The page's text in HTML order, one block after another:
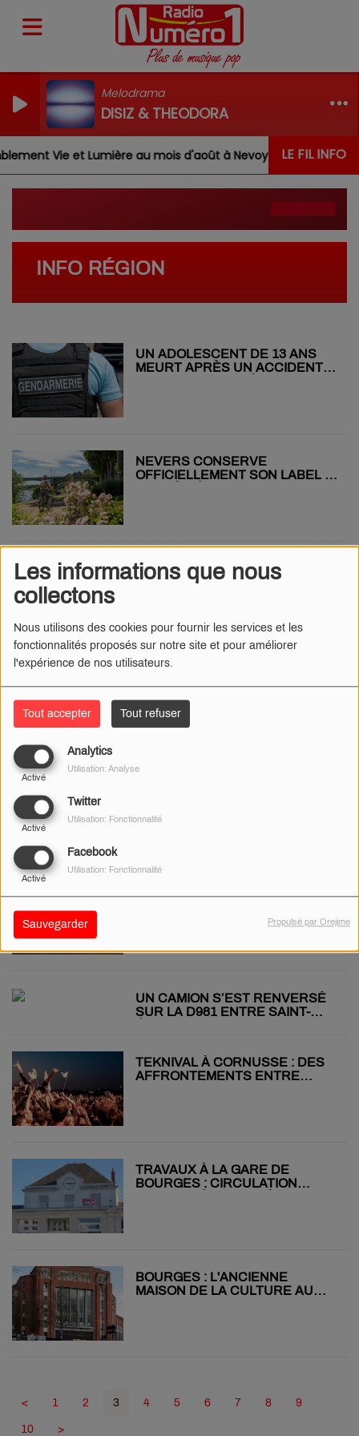
Les informations que nous
collectons
Nous utilisons des cookies pour fournir les services et les
fonctionnalités proposés sur notre site et pour améliorer
l'expérience de nos utilisateurs.
Tout accepter Tout refuser
Analytics
Activé
Utilisation: Analyse
Twitter
Activé
Utilisation: Fonctionnalité
Facebook
Activé
Utilisation: Fonctionnalité
Sauvegarder Propulsé par Orejime
Melodrama
DISIZ & THEODORA
LE FIL INFO
Vie et Lumière au mois d'août à Nevoy Louis,
INFO RÉGION
UN ADOLESCENT DE 13 ANS
MEURT APRÈS UN ACCIDENT
NEVERS CONSERVE
OFFICIELLEMENT SON LABEL «
INONDATIONS À BOURGES :
L’ÉTAT DE CATASTROPHE
AURAIENT PU ÊTRE
DRAMATIQUES” : UN FOURGON
VINCI PERCUTÉ PAR UN POIDS
LOURD SUR L’A71 DANS LE
S’OUVRE À NANTES
UN CAMION S’EST RENVERSÉ
SUR LA D981 ENTRE SAINT-
TEKNIVAL À CORNUSSE : DES
AFFRONTEMENTS ENTRE
TRAVAUX À LA GARE DE
BOURGES : CIRCULATION
BOURGES : L'ANCIENNE
MAISON DE LA CULTURE AU
< 1 2 3 4 5 6 7 8 9
10 >